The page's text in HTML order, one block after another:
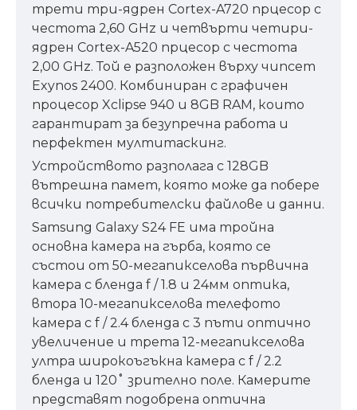
трети три-ядрен Cortex-A720 прцесор с
честота 2,60 GHz и четвърти четири-
ядрен Cortex-A520 прцесор с честота
2,00 GHz. Той е разположен върху чипсет
Exynos 2400. Комбиниран с графичен
процесор Xclipse 940 и 8GB RAM, които
гарантират за безупречна работа и
перфектен мултитаскинг.
Устройството разполага с 128GB
вътрешна памет, която може да побере
всички потребителски файлове и данни.
Samsung Galaxy S24 FE има тройна
основна камера на гърба, която се
състои от 50-мегапикселова първична
камера с бленда f / 1.8 и 24мм оптика,
втора 10-мегапикселова телефото
камера с f / 2.4 бленда с 3 пъти оптично
увеличение и трета 12-мегапикселова
ултра широкоъгъкна камера с f / 2.2
бленда и 120˚ зрително поле. Камерите
представят подобрена оптична